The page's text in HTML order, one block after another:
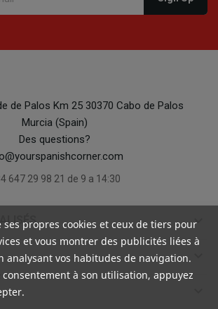
de Palos Km 25 30370 Cabo de Palos
Murcia (Spain)
Des questions?
647 29 98 21 de 9 a 14:30
keyboard_arrow_down
keyboard_arrow_down
ses propres cookies et ceux de tiers pour
et vous montrer des publicités liées à
analysant vos habitudes de navigation.
à son utilisation, appuyez